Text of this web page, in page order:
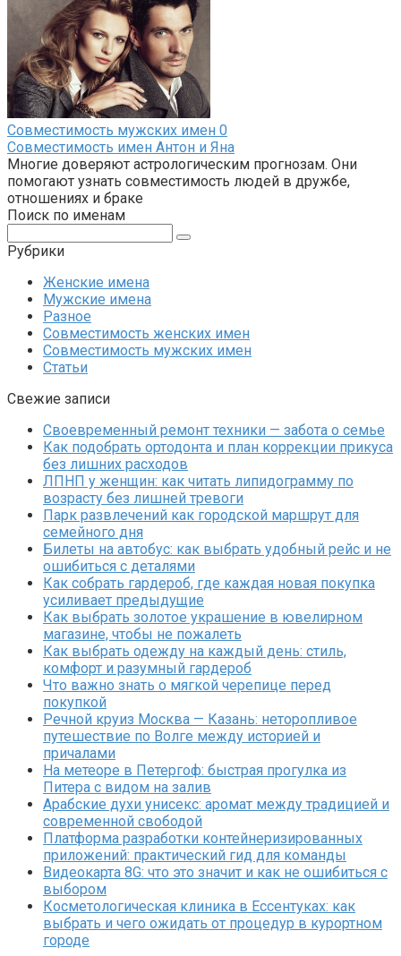
Совместимость мужских имен 0
Совместимость имен Антон и Яна
Многие доверяют астрологическим прогнозам. Они
помогают узнать совместимость людей в дружбе,
отношениях и браке
Поиск по именам
Рубрики
Женские имена
Мужские имена
Разное
Совместимость женских имен
Совместимость мужских имен
Статьи
Свежие записи
Своевременный ремонт техники — забота о семье
Как подобрать ортодонта и план коррекции прикуса
без лишних расходов
ЛПНП у женщин: как читать липидограмму по
возрасту без лишней тревоги
Парк развлечений как городской маршрут для
семейного дня
Билеты на автобус: как выбрать удобный рейс и не
ошибиться с деталями
Как собрать гардероб, где каждая новая покупка
усиливает предыдущие
Как выбрать золотое украшение в ювелирном
магазине, чтобы не пожалеть
Как выбрать одежду на каждый день: стиль,
комфорт и разумный гардероб
Что важно знать о мягкой черепице перед
покупкой
Речной круиз Москва — Казань: неторопливое
путешествие по Волге между историей и
причалами
На метеоре в Петергоф: быстрая прогулка из
Питера с видом на залив
Арабские духи унисекс: аромат между традицией и
современной свободой
Платформа разработки контейнеризированных
приложений: практический гид для команды
Видеокарта 8G: что это значит и как не ошибиться с
выбором
Косметологическая клиника в Ессентуках: как
выбрать и чего ожидать от процедур в курортном
городе